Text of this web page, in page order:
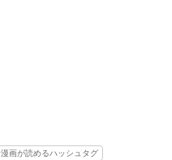
漫画が読めるハッシュタグ